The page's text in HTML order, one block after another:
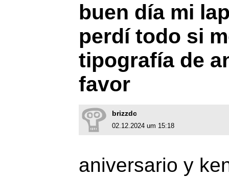
buen día mi
perdí todo si
tipografía de
favor
brizzdc
02.12.2024 um 15:18
aniversario y